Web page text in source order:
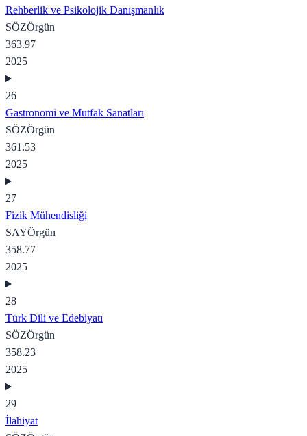
Rehberlik ve Psikolojik Danışmanlık
SÖZÖrgün
363.97
2025
26
Gastronomi ve Mutfak Sanatları
SÖZÖrgün
361.53
2025
27
Fizik Mühendisliği
SAYÖrgün
358.77
2025
28
Türk Dili ve Edebiyatı
SÖZÖrgün
358.23
2025
29
İlahiyat